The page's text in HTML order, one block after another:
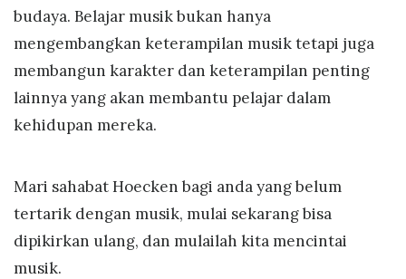
budaya. Belajar musik bukan hanya
mengembangkan keterampilan musik tetapi juga
membangun karakter dan keterampilan penting
lainnya yang akan membantu pelajar dalam
kehidupan mereka.
Mari sahabat Hoecken bagi anda yang belum
tertarik dengan musik, mulai sekarang bisa
dipikirkan ulang, dan mulailah kita mencintai
musik.